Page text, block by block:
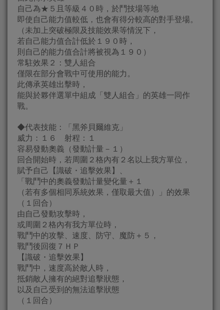
自己為★５且等級４０時，於鬥技場等地
即使自己能力值較低，也會有得分較高的對手登場。
（未加上突破極限及技能效果等情況下，
若自己能力值合計低於１９０時，
則自己的能力值合計將被視為１９０）
常駐效果２：雙人組合
僅限在部分會戰中可使用的能力。
此傳承英雄出擊時，
能與於夥伴選單中組成「雙人組合」的英雄一同作
戰。
◆代表技能：「黑斧貝爾維克」
威力：１６ 射程：１
容易發動奧義（發動計量－１）
回合開始時，若周圍２格內有２名以上我方單位，
賦予自己【識破・追擊效果】、
「戰鬥中的奧義發動計量變化量＋１
（若有多個相同系統效果，僅取最大值）」的效果
（１回合）
由自己發動攻擊時，
或周圍２格內有我方單位時，
戰鬥中的攻擊、速度、防守、魔防＋５，
戰鬥後回復７ＨＰ
【識破・追擊效果】
戰鬥中，速度高於敵人時，
抵銷敵人擁有的絕對追擊狀態，
以及自己受到的無法追擊狀態
（１回合）